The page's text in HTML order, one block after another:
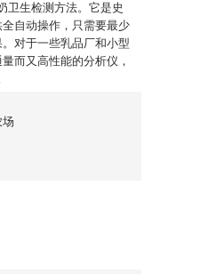
卫生检测方法。它是史
自动操作，只需要最少
对于一些乳品厂和小型
而又高性能的分析仪，